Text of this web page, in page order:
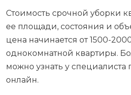
Стоимость срочной уборки
ее площади, состояния и
цена начинается от 1500-
однокомнатной квартиры.
можно узнать у специалиста
онлайн.